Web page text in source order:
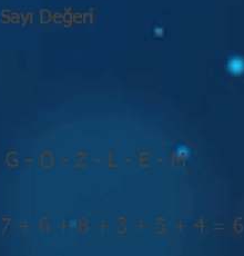
Sayı Değeri
G - O - Z - L - E - M
7 + 6 + 8 + 3 + 5 + 4 = 6